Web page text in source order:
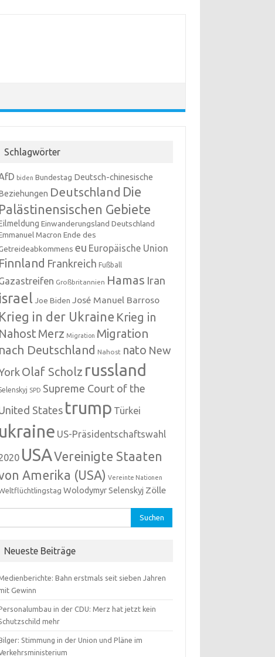
Schlagwörter
biden Bundestag Deutsch-chinesische
Deutschland Die
Palästinensischen Gebiete
Einwanderungsland Deutschland
Macron Ende des
eu Europäische Union
Finnland Frankreich Fußball
Großbritannien Hamas Iran
israel Joe Biden José Manuel Barroso
Krieg in der Ukraine Krieg in
NahostMerz Migration Migration
nach Deutschland Nahost nato New
Olaf Scholz russland
SPD Supreme Court of the
States trump Türkei
ukraine US-Präsidentschaftswahl
USAVereinigte Staaten
Amerika (USA) Vereinte Nationen
Wolodymyr Selenskyj Zölle
Neueste Beiträge
Bahn erstmals seit sieben Jahren
Gewinn
in der CDU: Merz hat jetzt kein
mehr
Stimmung in der Union und Pläne im